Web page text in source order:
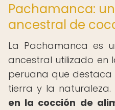
Pachamanca:
ancestral de
La Pachamanca es
ancestral utilizado en
peruana que destaca
tierra y la naturaleza.
en la cocción de